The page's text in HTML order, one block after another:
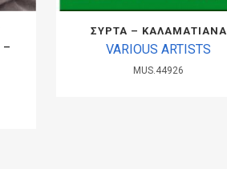
–
ΣΥΡΤΑ – ΚΑΛΑΜΑΤΙΑΝΑ
VARIOUS ARTISTS
MUS.44926